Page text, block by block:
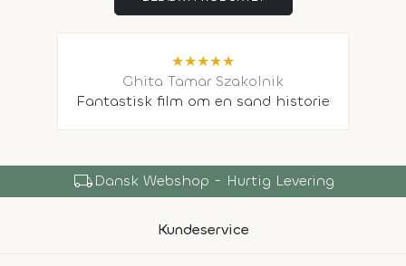
★★★★★
Ghita Tamar Szakolnik
Fantastisk film om en sand historie
local_shippingDansk Webshop - Hurtig Levering
Kundeservice